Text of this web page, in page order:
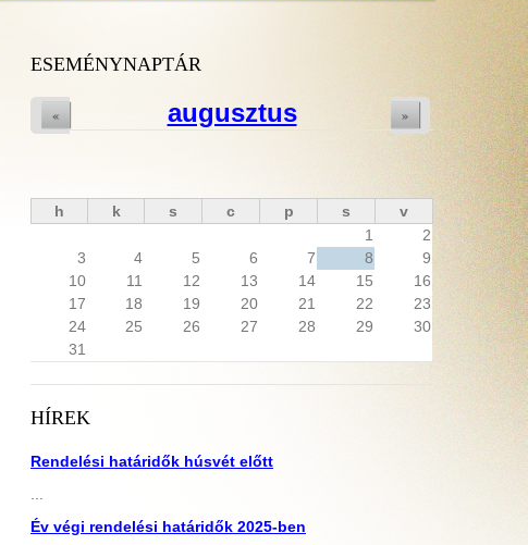
ESEMÉNYNAPTÁR
augusztus
« »
h k s c p s
v
1
2
3
4 5 6 7 8
9
10
11 12 13 14 15
16
17
18 19 20 21 22
23
24
25 26 27 28 29
30
31
HÍREK
Rendelési határidők húsvét előtt
Év végi rendelési határidők 2025-ben